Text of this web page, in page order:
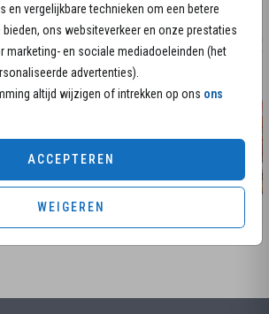
en vergelijkbare technieken om een betere
bieden, ons websiteverkeer en onze prestaties
marketing- en sociale mediadoeleinden (het
advertenties).
altijd wijzigen of intrekken op ons ons
ACCEPTEREN
WEIGEREN